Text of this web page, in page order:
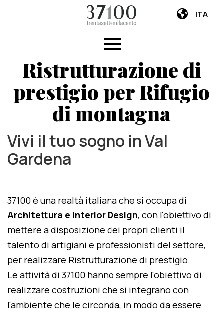
ITA
Ristrutturazione di
prestigio per Rifugio
di montagna
Vivi il tuo sogno in Val
Gardena
37100 è una realtà italiana che si occupa di
Architettura e Interior Design, con l'obiettivo di
mettere a disposizione dei propri clienti il
talento di artigiani e professionisti del settore,
per realizzare Ristrutturazione di prestigio.
Le attività di 37100 hanno sempre l'obiettivo di
realizzare costruzioni che si integrano con
l'ambiente che le circonda, in modo da essere